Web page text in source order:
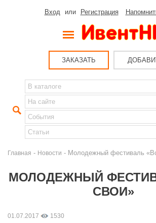
Вход или Регистрация
ЗАКАЗАТЬ
Главная - Новости - Молодежный фестиваль
МОЛОДЕЖНЫЙ
СВОИ»
01.07.2017 1530